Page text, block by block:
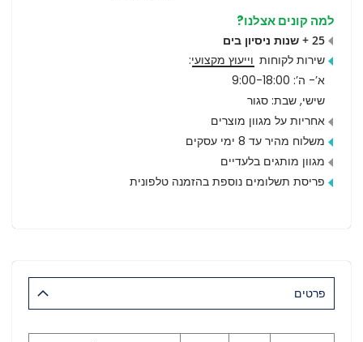
למה קונים אצלנו?
25 + שנות ניסיון בים
שירות לקוחות וייעוץ מקצועי:
א’- ה’: 9:00-18:00
שישי, שבת: סגור
אחריות על מגוון מוצרים
משלוח מהיר עד 8 ימי עסקים
מגוון מותגים בלעדיים
פריסת תשלומים נוספת בהזמנה טלפונית
פרטים